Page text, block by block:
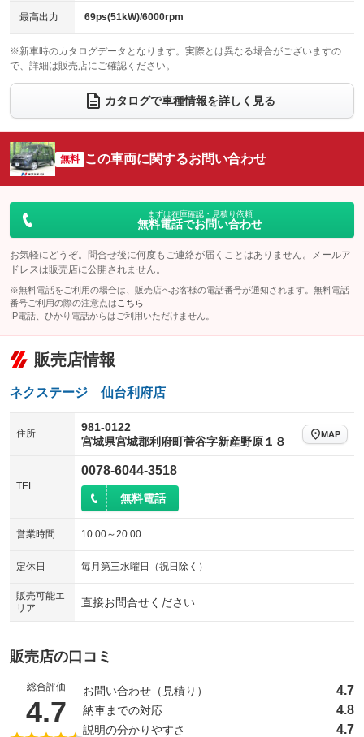
チップアップシート
：装備なし
電動格納サードシート
：装備なし シートヒーター
：装備なし
ウォークスルー
電動リアゲート フロントカメラ
：装備なし
シートエアコン
：装備なし 全周囲カメラ
：装備なし
サイドカメラ
：装備なし ルーフレール
：装備なし
エアサスペンション ヘッドライトウォッシャー
最高出力 69ps(51kW)/6000rpm
※新車時のカタログデータとなります。実際とは異なる場合がございますの
で、詳細は販売店にご確認ください。
カタログで車種情報を詳しく見る
無料 この車両に関するお問い合わせ
まずは在庫確認・見積り依頼
無料電話でお問い合わせ
お気軽にどうぞ。問合せ後に何度もご連絡が届くことはありません。メールア
ドレスは販売店に公開されません。
※無料電話をご利用の場合は、販売店へお客様の電話番号が通知されます。無料電話
番号ご利用の際の注意点は こちら
IP電話、ひかり電話からはご利用いただけません。
販売店情報
ネクステージ 仙台利府店
住所
981-0122
宮城県宮城郡利府町菅谷字新産野原１８
MAP
TEL
0078-6044-3518
無料電話
営業時間 10:00～20:00
定休日 毎月第三水曜日（祝日除く）
販売可能エ
リア
直接お問合せください
販売店の口コミ
総合評価
4.7 （5点満点中）
お問い合わせ（見積り） 4.7
納車までの対応 4.8
説明の分かりやすさ 4.7